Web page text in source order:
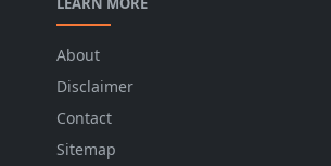
About
Disclaimer
Contact
Sitemap